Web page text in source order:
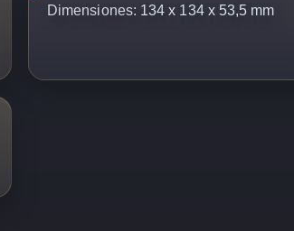
Dimensiones: 134 x 134 x 53,5 mm